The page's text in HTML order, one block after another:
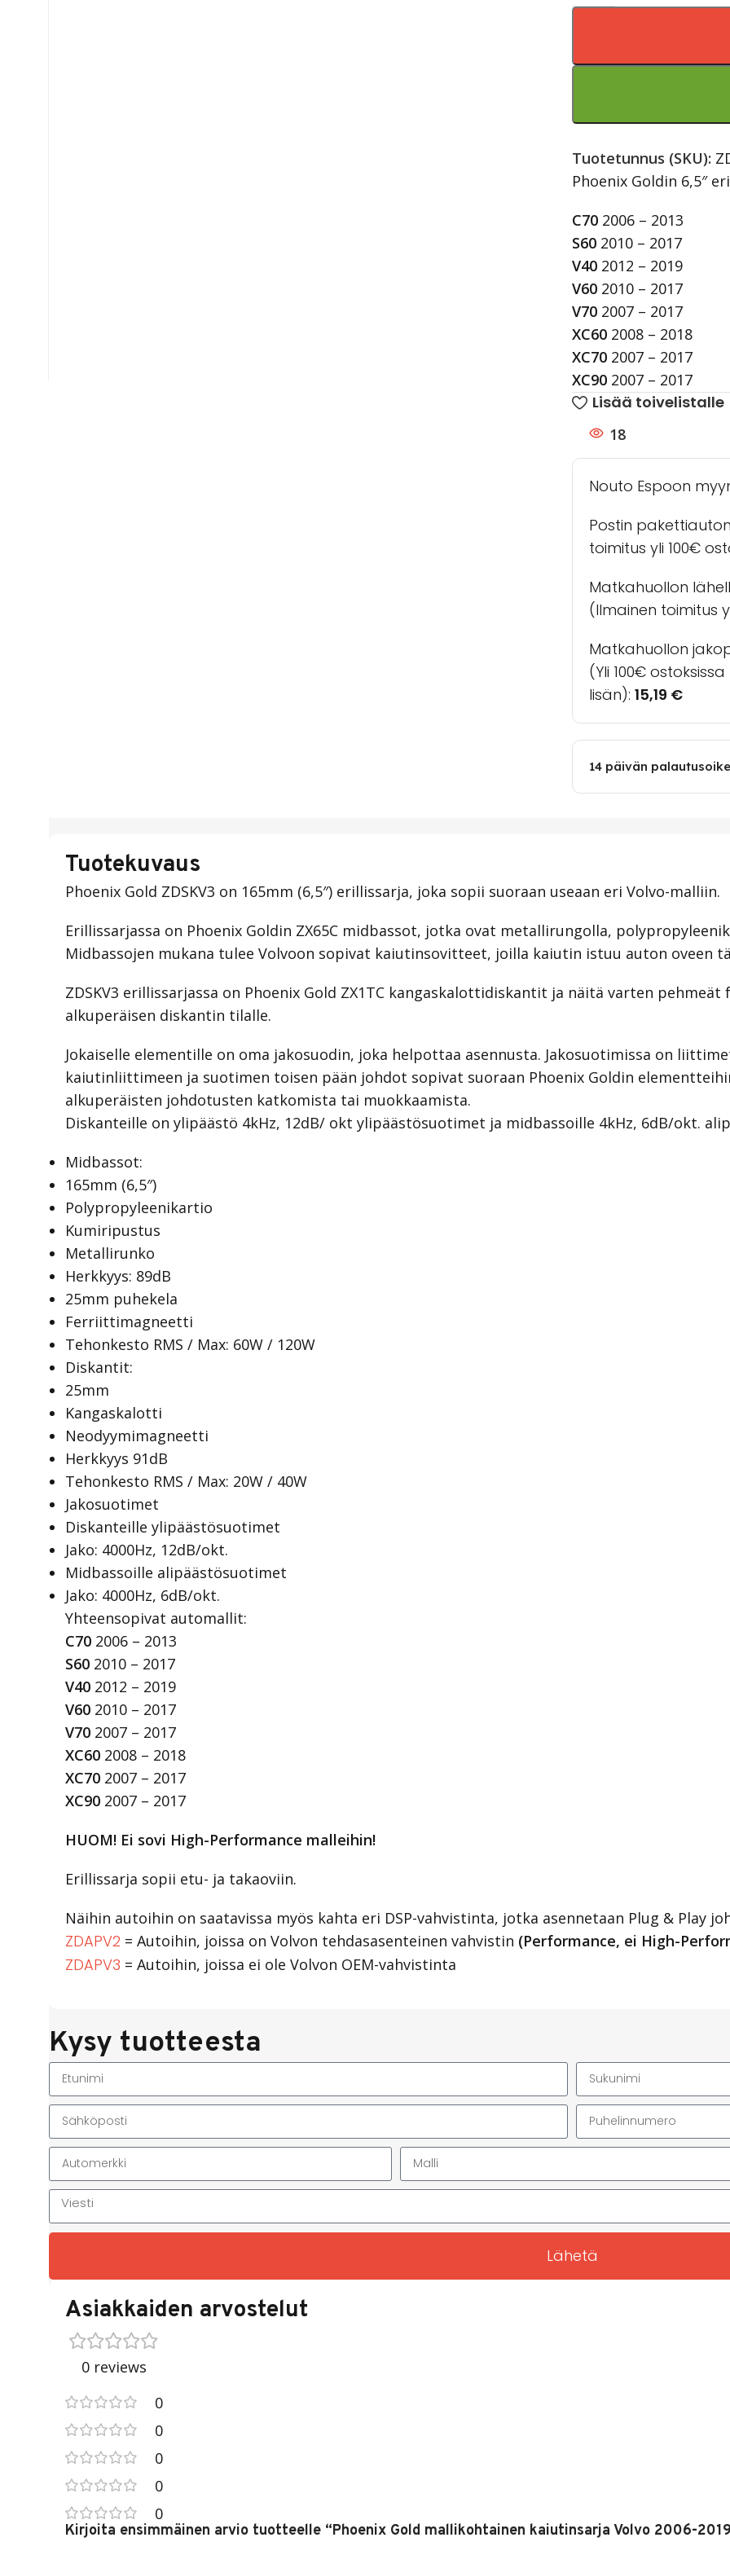
Tuotetunnus (SKU):
Phoenix Goldin 6,5″
C70 2006 – 2013
S602010 – 2017
V402012 – 2019
V602010 – 2017
V702007 – 2017
XC602008 – 2018
XC702007 – 2017
XC902007 – 2017
Lisää toivelistalle
18
Nouto Espoon
Postin
toimitus yli 100€
Matkahuollon
(Ilmainen toimitus
Matkahuollon
(Yli 100€
lisän): 15,19 €
14 päivän
Tuotekuvaus
Phoenix Gold ZDSKV3 on 165mm (6,5″) erillissarja, joka sopii suoraan useaan eri Volvo-malliin.
Erillissarjassa on Phoenix Goldin ZX65C midbassot, jotka ovat metallirungolla,
Midbassojen mukana tulee Volvoon sopivat kaiutinsovitteet, joilla kaiutin istuu auton oveen
ZDSKV3 erillissarjassa on Phoenix Gold ZX1TC kangaskalottidiskantit ja näitä varten
alkuperäisen diskantin tilalle.
Jokaiselle elementille on oma jakosuodin, joka helpottaa asennusta. Jakosuotimissa on
kaiutinliittimeen ja suotimen toisen pään johdot sopivat suoraan Phoenix Goldin
alkuperäisten johdotusten katkomista tai muokkaamista.
Diskanteille on ylipäästö 4kHz, 12dB/ okt ylipäästösuotimet ja midbassoille 4kHz, 6dB/okt.
Midbassot:
165mm (6,5″)
Polypropyleenikartio
Kumiripustus
Metallirunko
Herkkyys: 89dB
25mm puhekela
Ferriittimagneetti
Tehonkesto RMS / Max: 60W / 120W
Diskantit:
25mm
Kangaskalotti
Neodyymimagneetti
Herkkyys 91dB
Tehonkesto RMS / Max: 20W / 40W
Jakosuotimet
Diskanteille ylipäästösuotimet
Jako: 4000Hz, 12dB/okt.
Midbassoille alipäästösuotimet
Jako: 4000Hz, 6dB/okt.
Yhteensopivat automallit:
C70 2006 – 2013
S60 2010 – 2017
V40 2012 – 2019
V60 2010 – 2017
V70 2007 – 2017
XC60 2008 – 2018
XC70 2007 – 2017
XC90 2007 – 2017
HUOM! Ei sovi High-Performance malleihin!
Erillissarja sopii etu- ja takaoviin.
Näihin autoihin on saatavissa myös kahta eri DSP-vahvistinta, jotka asennetaan Plug & Play
ZDAPV2 = Autoihin, joissa on Volvon tehdasasenteinen vahvistin (Performance, ei High-
ZDAPV3 = Autoihin, joissa ei ole Volvon OEM-vahvistinta
Kysy tuotteesta
Lähetä
Asiakkaiden arvostelut
0 reviews
0
0
0
0
0
Kirjoita ensimmäinen arvio tuotteelle “Phoenix Gold mallikohtainen kaiutinsarja Volvo 2006-